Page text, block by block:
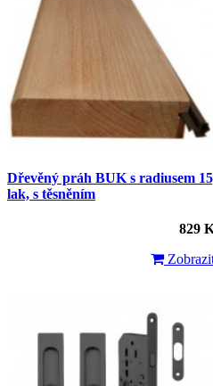
Dřevěný práh BUK s radiusem
lak, s těsněním
829